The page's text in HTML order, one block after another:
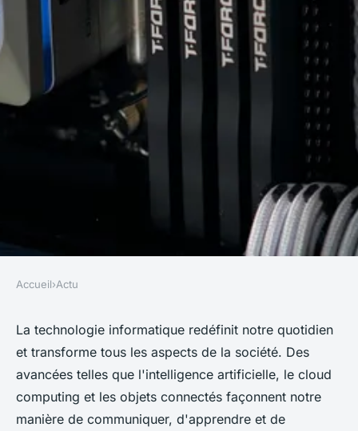
Comment la technologie
informatique transforme la
société que vous ne pouvez pas
ignorer
Accueil›Actu
La technologie informatique redéfinit notre quotidien
et transforme tous les aspects de la société. Des
avancées telles que l'intelligence artificielle, le cloud
computing et les objets connectés façonnent notre
manière de communiquer, d'apprendre et de